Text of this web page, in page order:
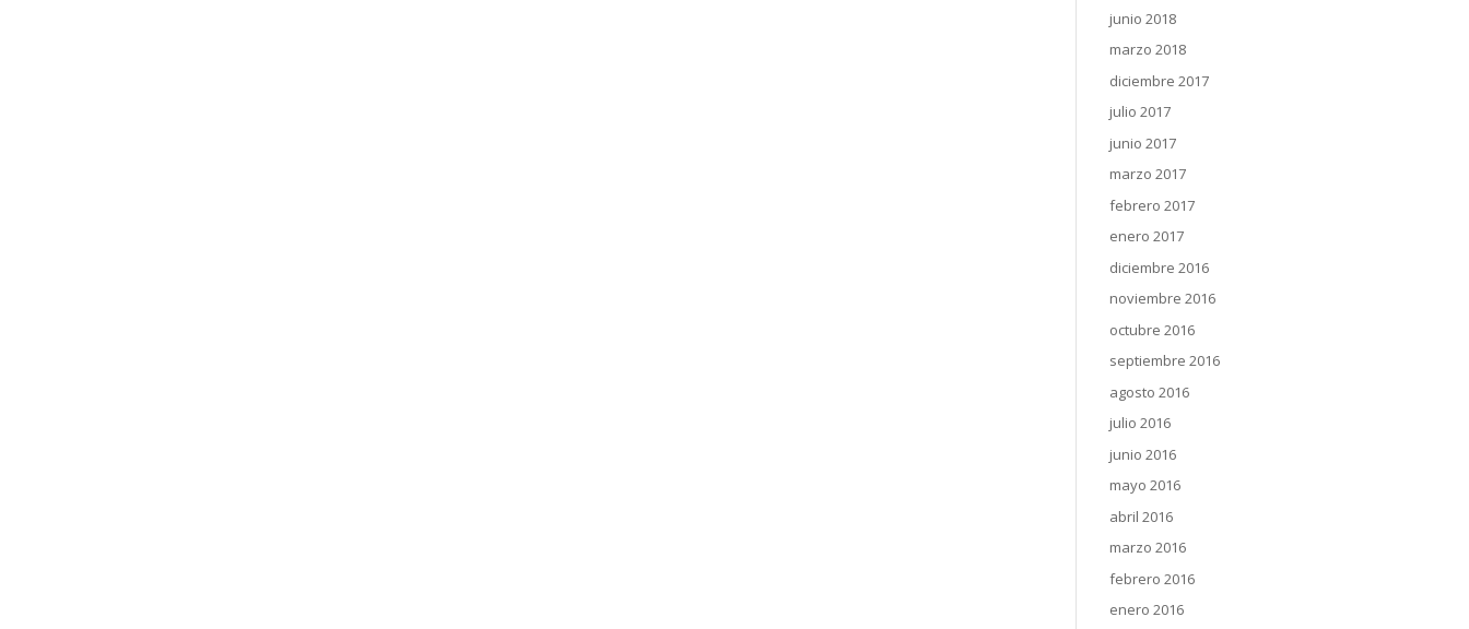
junio 2018
marzo 2018
diciembre 2017
julio 2017
junio 2017
marzo 2017
febrero 2017
enero 2017
diciembre 2016
noviembre 2016
octubre 2016
septiembre 2016
agosto 2016
julio 2016
junio 2016
mayo 2016
abril 2016
marzo 2016
febrero 2016
enero 2016